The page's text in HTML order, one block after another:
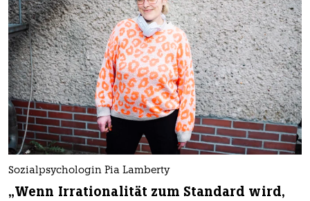
Sozialpsychologin Pia Lamberty
„Wenn Irrationalität zum Standard wird,